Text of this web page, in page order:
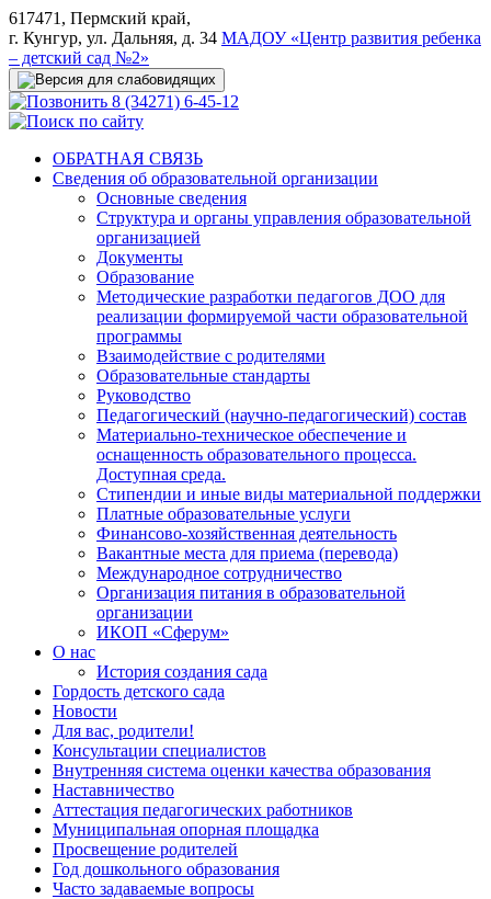
617471, Пермский край,
г. Кунгур, ул. Дальняя, д. 34 МАДОУ «Центр развития ребенка
– детский сад №2»
8 (34271) 6-45-12
ОБРАТНАЯ СВЯЗЬ
Сведения об образовательной организации
Основные сведения
Структура и органы управления образовательной
организацией
Документы
Образование
Методические разработки педагогов ДОО для
реализации формируемой части образовательной
программы
Взаимодействие с родителями
Образовательные стандарты
Руководство
Педагогический (научно-педагогический) состав
Материально-техническое обеспечение и
оснащенность образовательного процесса.
Доступная среда.
Стипендии и иные виды материальной поддержки
Платные образовательные услуги
Финансово-хозяйственная деятельность
Вакантные места для приема (перевода)
Международное сотрудничество
Организация питания в образовательной
организации
ИКОП «Сферум»
О нас
История создания сада
Гордость детского сада
Новости
Для вас, родители!
Консультации специалистов
Внутренняя система оценки качества образования
Наставничество
Аттестация педагогических работников
Муниципальная опорная площадка
Просвещение родителей
Год дошкольного образования
Часто задаваемые вопросы